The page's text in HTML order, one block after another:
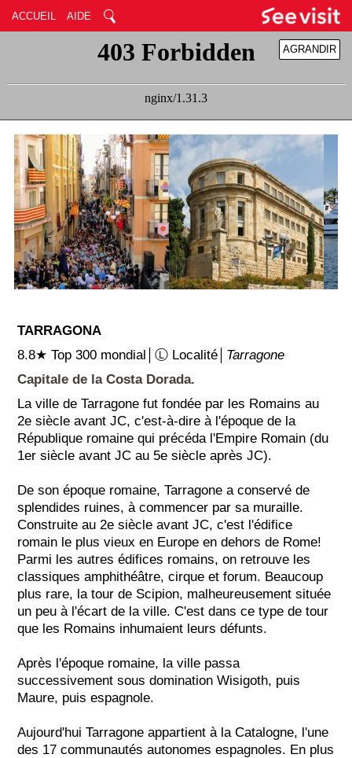
ACCUEIL AIDE
RÉDUIRE
AGRANDIR
TARRAGONA
8.8★ Top 300 mondial│Ⓛ Localité│ Tarragone
Capitale de la Costa Dorada.
La ville de Tarragone fut fondée par les Romains au
2e siècle avant JC, c'est-à-dire à l'époque de la
République romaine qui précéda l'Empire Romain (du
1er siècle avant JC au 5e siècle après JC).
De son époque romaine, Tarragone a conservé de
splendides ruines, à commencer par sa muraille.
Construite au 2e siècle avant JC, c'est l'édifice
romain le plus vieux en Europe en dehors de Rome!
Parmi les autres édifices romains, on retrouve les
classiques amphithéâtre, cirque et forum. Beaucoup
plus rare, la tour de Scipion, malheureusement située
un peu à l'écart de la ville. C'est dans ce type de tour
que les Romains inhumaient leurs défunts.
Après l'époque romaine, la ville passa
successivement sous domination Wisigoth, puis
Maure, puis espagnole.
Aujourd'hui Tarragone appartient à la Catalogne, l'une
des 17 communautés autonomes espagnoles. En plus